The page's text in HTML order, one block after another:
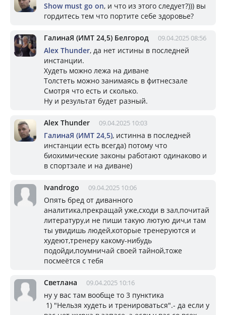
Show must go on, и что из этого следует?))) вы
гордитесь тем что портите себе здоровье?
ГалинаЯ (ИМТ 24,5) Белгород 09.04.2025 08:56
Alex Thunder, да нет истины в последней
инстанции.
Худеть можно лежа на диване
Толстеть можно занимаясь в фитнесзале
Смотря что есть и сколько.
Ну и результат будет разный.
Alex Thunder 09.04.2025 10:03
ГалинаЯ (ИМТ 24,5), истинна в последней
инстанции есть всегда) потому что
биохимические законы работают одинаково и
в спортзале и на диване)
Ivandrogo 09.04.2025 10:06
Опять бред от диванного
аналитика,прекращай уже,сходи в зал,почитай
литературу,и не пиши такую лютую дич,и там
ты увидишь людей,которые тренеруются и
худеют,тренеру какому-нибудь
подойди,поумничай своей тайной,тоже
посмеётся с тебя
Светлана 09.04.2025 10:16
ну у вас там вообще то 3 пунктика
1) "Нельзя худеть и тренироваться".- да если у